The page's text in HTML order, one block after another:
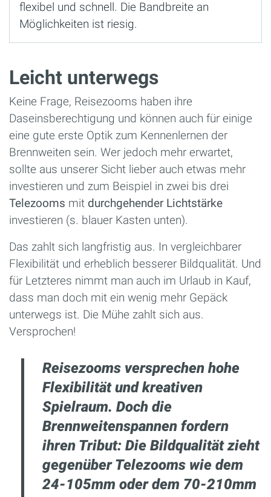
flexibel und schnell. Die Bandbreite an
Möglichkeiten ist riesig.
Leicht unterwegs
Keine Frage, Reisezooms haben ihre
Daseinsberechtigung und können auch für einige
eine gute erste Optik zum Kennenlernen der
Brennweiten sein. Wer jedoch mehr erwartet,
sollte aus unserer Sicht lieber auch etwas mehr
investieren und zum Beispiel in zwei bis drei
Telezooms mit durchgehender Lichtstärke
investieren (s. blauer Kasten unten).
Das zahlt sich langfristig aus. In vergleichbarer
Flexibilität und erheblich besserer Bildqualität. Und
für Letzteres nimmt man auch im Urlaub in Kauf,
dass man doch mit ein wenig mehr Gepäck
unterwegs ist. Die Mühe zahlt sich aus.
Versprochen!
Reisezooms versprechen hohe
Flexibilität und kreativen
Spielraum. Doch die
Brennweitenspannen fordern
ihren Tribut: Die Bildqualität zieht
gegenüber Telezooms wie dem
24-105mm oder dem 70-210mm